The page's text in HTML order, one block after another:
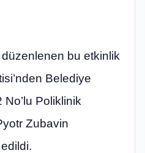
bu etkinlik
Belediye
Poliklinik
Zubavin